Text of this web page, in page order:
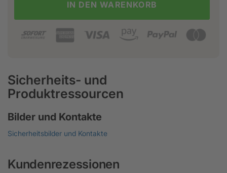
IN DEN WARENKORB
Sicherheits- und
Produktressourcen
Bilder und Kontakte
Sicherheitsbilder und Kontakte
Kundenrezessionen